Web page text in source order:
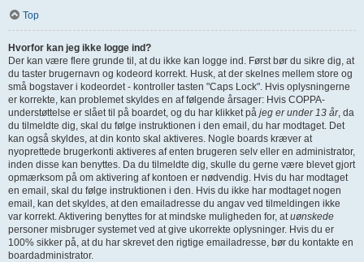
Top
Hvorfor kan jeg ikke logge ind?
Der kan være flere grunde til, at du ikke kan logge ind. Først bør du sikre dig, at
du taster brugernavn og kodeord korrekt. Husk, at der skelnes mellem store og
små bogstaver i kodeordet - kontroller tasten "Caps Lock". Hvis oplysningerne
er korrekte, kan problemet skyldes en af følgende årsager: Hvis COPPA-
understøttelse er slået til på boardet, og du har klikket på jeg er under 13 år, da
du tilmeldte dig, skal du følge instruktionen i den email, du har modtaget. Det
kan også skyldes, at din konto skal aktiveres. Nogle boards kræver at
nyoprettede brugerkonti aktiveres af enten brugeren selv eller en administrator,
inden disse kan benyttes. Da du tilmeldte dig, skulle du gerne være blevet gjort
opmærksom på om aktivering af kontoen er nødvendig. Hvis du har modtaget
en email, skal du følge instruktionen i den. Hvis du ikke har modtaget nogen
email, kan det skyldes, at den emailadresse du angav ved tilmeldingen ikke
var korrekt. Aktivering benyttes for at mindske muligheden for, atuønskede
personer misbruger systemet ved at give ukorrekte oplysninger. Hvis du er
100% sikker på, at du har skrevet den rigtige emailadresse, bør du kontakte en
boardadministrator.